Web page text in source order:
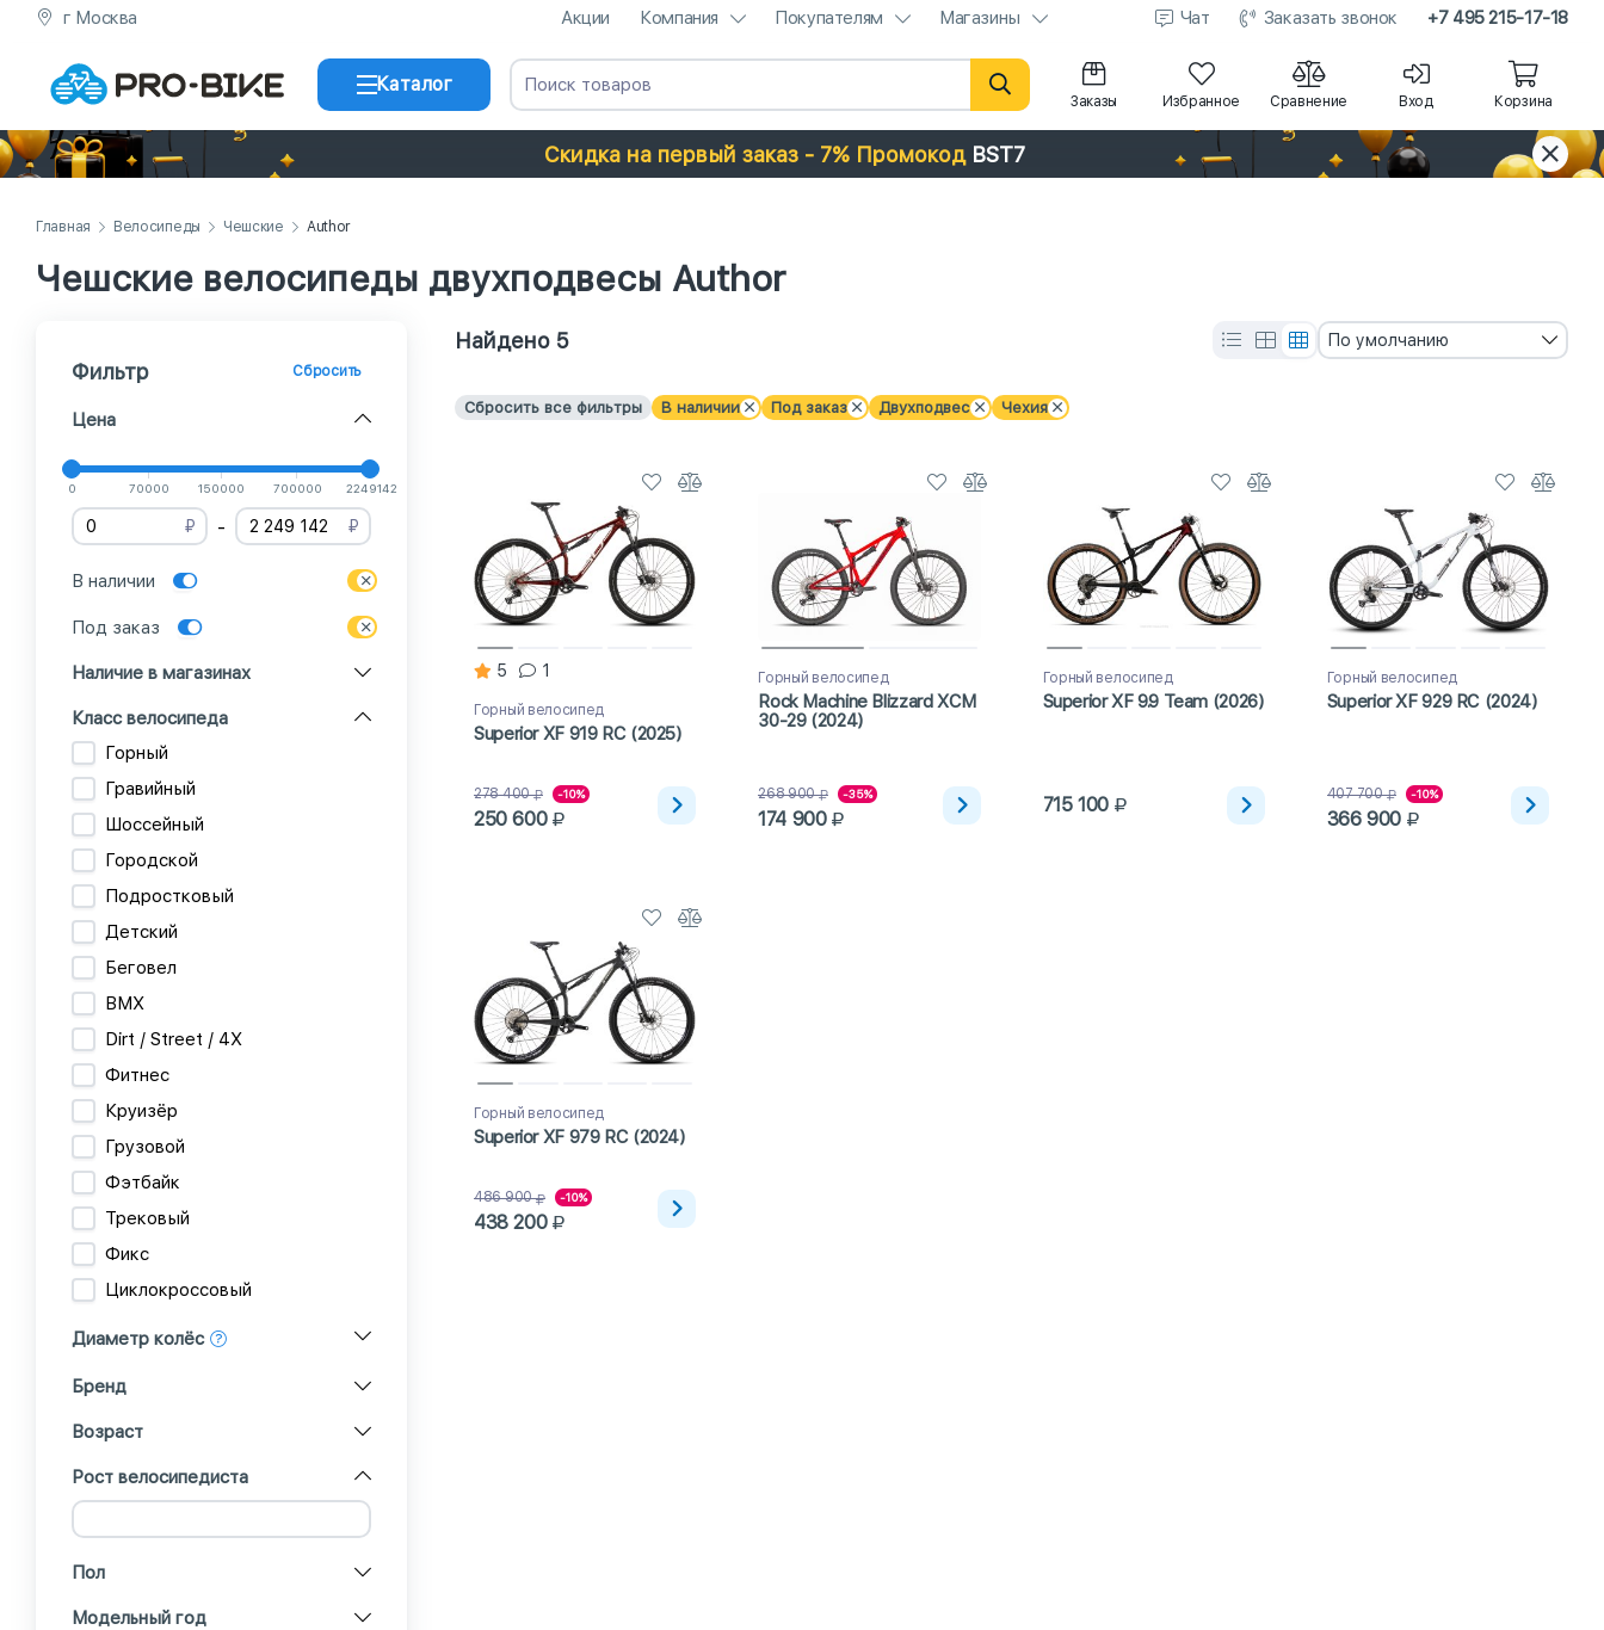
г Москва Акции Компания Покупателям Магазины Чат Заказать звонок +7 495 215-17-18
Каталог
Заказы Избранное Сравнение Вход Корзина
Скидка на первый заказ - 7% Промокод BST7
Главная Велосипеды Чешские Author
Чешские велосипеды двухподвесы Author
Найдено 5 По умолчанию
Сбросить все фильтры В наличии Под заказ Двухподвес Чехия
5 1
Горный велосипед
Superior XF 919 RC (2025)
278 400 -10%
250 600
Горный велосипед
Rock Machine Blizzard XCM
30-29 (2024)
268 900 -35%
174 900
Горный велосипед
Superior XF 9.9 Team (2026)
715 100
Горный велосипед
Superior XF 929 RC (2024)
407 700 -10%
366 900
Горный велосипед
Superior XF 979 RC (2024)
486 900 -10%
438 200
Фильтр Сбросить
Цена
0 70000 150000 700000 2249142
₽ - ₽
В наличии
Под заказ
Наличие в магазинах
Класс велосипеда
Горный
Гравийный
Шоссейный
Городской
Подростковый
Детский
Беговел
BMX
Dirt / Street / 4X
Фитнес
Круизёр
Грузовой
Фэтбайк
Трековый
Фикс
Циклокроссовый
Диаметр колёс
Бренд
Возраст
Рост велосипедиста
Пол
Модельный год